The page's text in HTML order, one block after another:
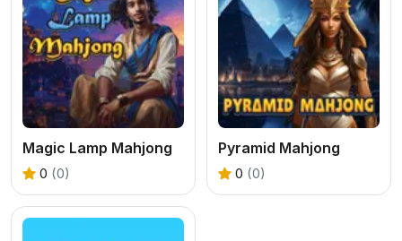
Magic Lamp Mahjong
0 (0)
Pyramid Mahjong
0 (0)